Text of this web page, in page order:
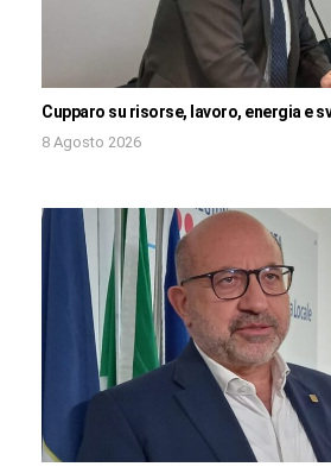
Cupparo su risorse, lavoro, energia e
8 Agosto 2026